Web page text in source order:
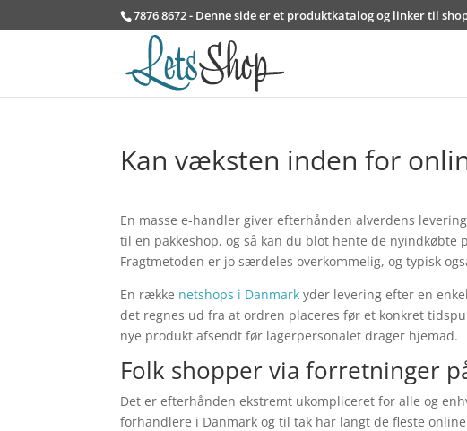
7876 8672 - Denne side er et produktkatalog og linker til
Kan væksten inden for
En masse e-handler giver efterhånden alverdens
til en pakkeshop, og så kan du blot hente de
Fragtmetoden er jo særdeles overkommelig, og typisk
En række netshops i Danmark yder levering efter en
det regnes ud fra at ordren placeres før et konkret
nye produkt afsendt før lagerpersonalet drager hjemad.
Folk shopper via forretninger
Det er efterhånden ekstremt ukompliceret for alle og
forhandlere i Danmark og til tak har langt de fleste